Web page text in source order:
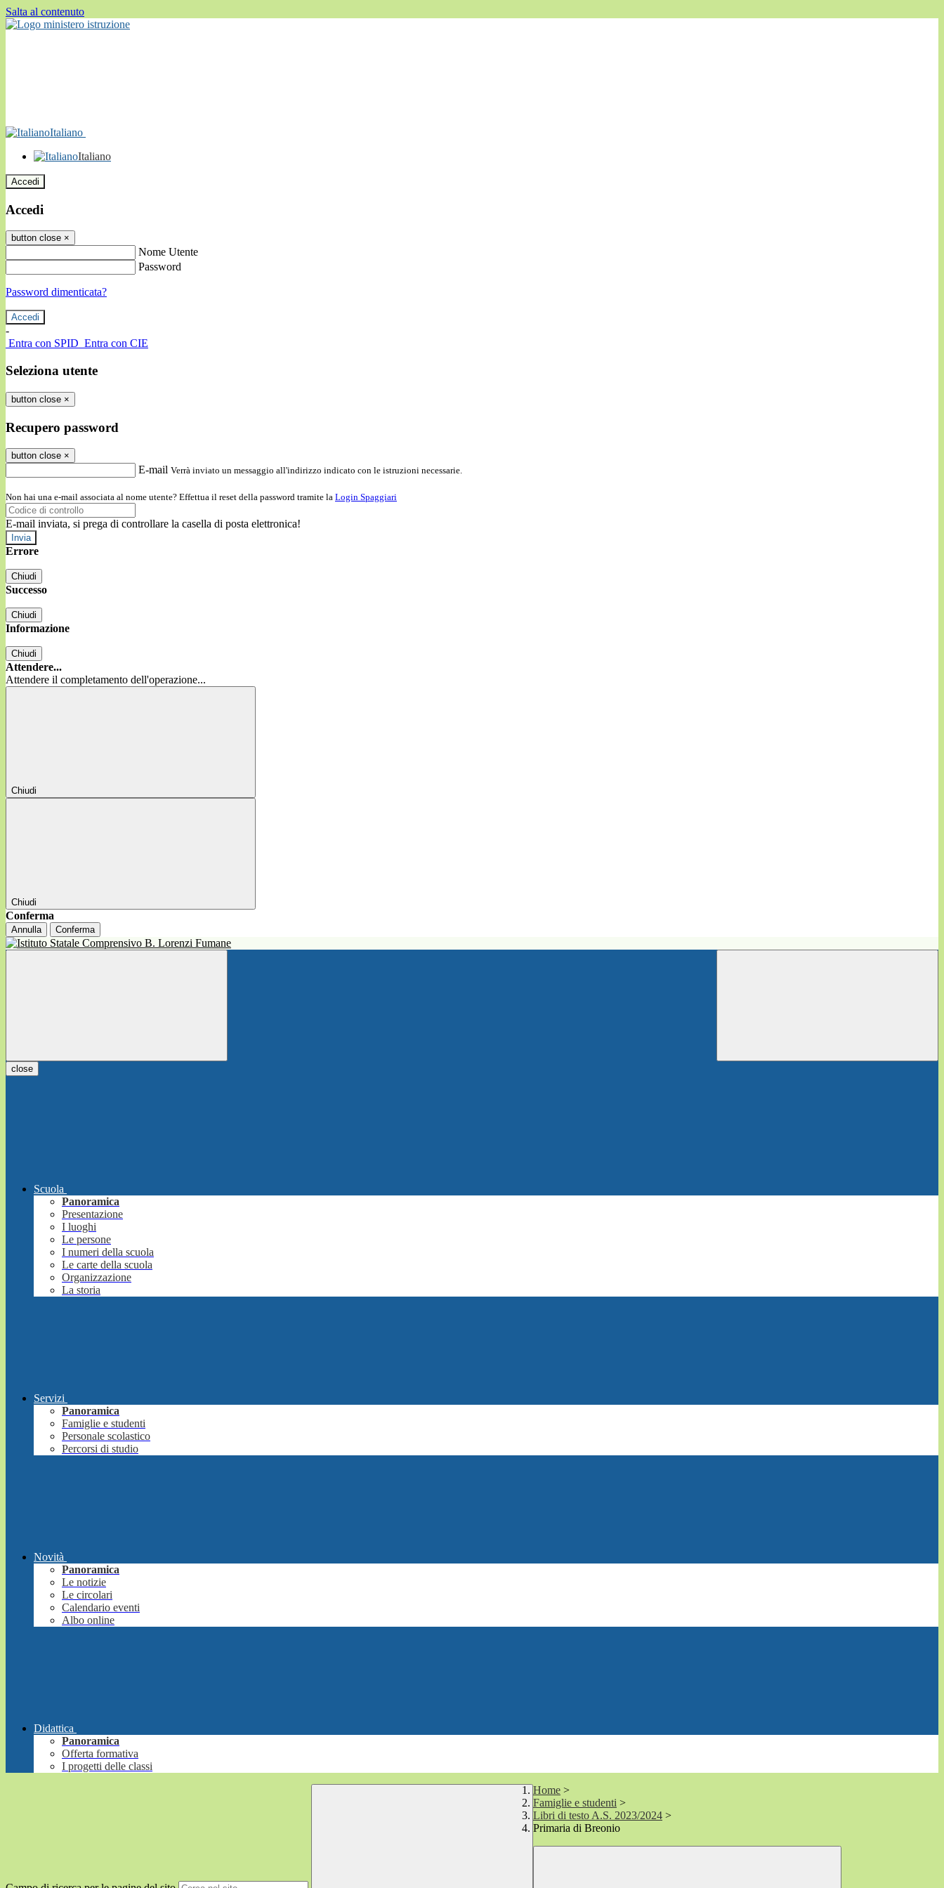
Salta al contenuto
Italiano
Italiano
Accedi
Accedi
button close ×
Nome Utente
Password
Password dimenticata?
-
Entra con SPID Entra con CIE
Seleziona utente
button close ×
Recupero password
button close ×
E-mail Verrà inviato un messaggio all'indirizzo indicato con le istruzioni necessarie.
Non hai una e-mail associata al nome utente? Effettua il reset della password tramite la Login Spaggiari
E-mail inviata, si prega di controllare la casella di posta elettronica!
Errore
Chiudi
Successo
Chiudi
Informazione
Chiudi
Attendere...
Attendere il completamento dell'operazione...
Chiudi
Chiudi
Conferma
Annulla Conferma
close
Scuola
Panoramica
Presentazione
I luoghi
Le persone
I numeri della scuola
Le carte della scuola
Organizzazione
La storia
Servizi
Panoramica
Famiglie e studenti
Personale scolastico
Percorsi di studio
Novità
Panoramica
Le notizie
Le circolari
Calendario eventi
Albo online
Didattica
Panoramica
Offerta formativa
I progetti delle classi
Home >
Famiglie e studenti >
Libri di testo A.S. 2023/2024 >
Primaria di Breonio